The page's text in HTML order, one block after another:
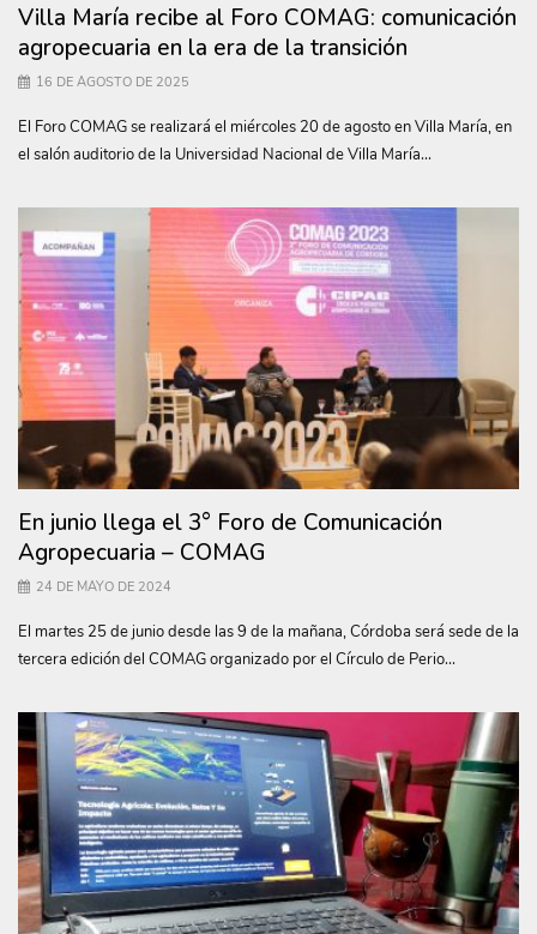
Villa María recibe al Foro COMAG: comunicación
agropecuaria en la era de la transición
16 DE AGOSTO DE 2025
El Foro COMAG se realizará el miércoles 20 de agosto en Villa María, en
el salón auditorio de la Universidad Nacional de Villa María...
En junio llega el 3° Foro de Comunicación
Agropecuaria – COMAG
24 DE MAYO DE 2024
El martes 25 de junio desde las 9 de la mañana, Córdoba será sede de la
tercera edición del COMAG organizado por el Círculo de Perio...